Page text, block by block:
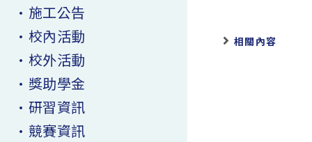
相關內容
•施工公告
•校內活動
•校外活動
•獎助學金
•研習資訊
•競賽資訊